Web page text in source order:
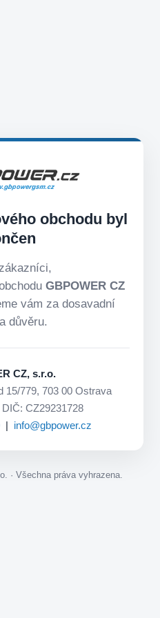
obchodu byl
GBPOWER CZ
vám za dosavadní
důvěru.
CZ, s.r.o.
15/779, 703 00 Ostrava
CZ29231728
| info@gbpower.cz
· Všechna práva vyhrazena.